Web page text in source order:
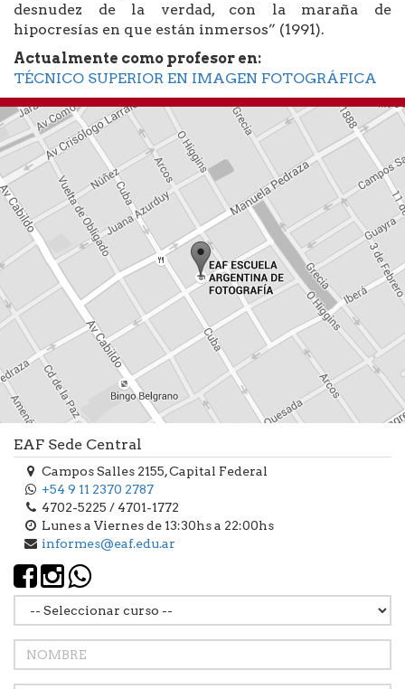
desnudez de la verdad, con la maraña de
hipocresías en que están inmersos” (1991).
Actualmente como profesor en:
TÉCNICO SUPERIOR EN IMAGEN FOTOGRÁFICA
EAF Sede Central
Campos Salles 2155, Capital Federal
+54 9 11 2370 2787
4702-5225 / 4701-1772
Lunes a Viernes de 13:30hs a 22:00hs
informes@eaf.edu.ar